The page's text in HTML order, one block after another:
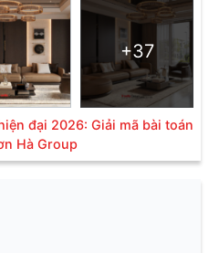
+37
đại 2026: Giải mã bài toán
Hà Group